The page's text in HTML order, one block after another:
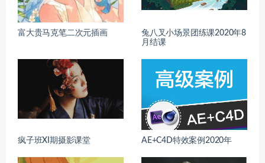
富大贵马克笔二次元插画
兔八叉小场景团练课2020年8
月结课
疯子班XI期摄影课堂 AE+C4D特效案例2020年